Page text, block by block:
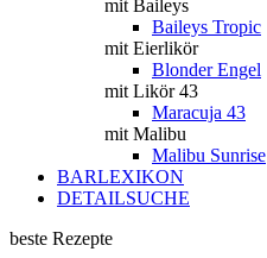
mit Baileys
Baileys Tropic
mit Eierlikör
Blonder Engel
mit Likör 43
Maracuja 43
mit Malibu
Malibu Sunrise
BARLEXIKON
DETAILSUCHE
beste Rezepte